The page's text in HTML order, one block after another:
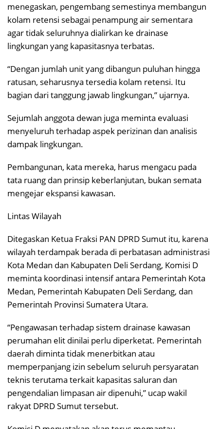
menegaskan, pengembang semestinya membangun
kolam retensi sebagai penampung air sementara
agar tidak seluruhnya dialirkan ke drainase
lingkungan yang kapasitasnya terbatas.
“Dengan jumlah unit yang dibangun puluhan hingga
ratusan, seharusnya tersedia kolam retensi. Itu
bagian dari tanggung jawab lingkungan,” ujarnya.
Sejumlah anggota dewan juga meminta evaluasi
menyeluruh terhadap aspek perizinan dan analisis
dampak lingkungan.
Pembangunan, kata mereka, harus mengacu pada
tata ruang dan prinsip keberlanjutan, bukan semata
mengejar ekspansi kawasan.
Lintas Wilayah
Ditegaskan Ketua Fraksi PAN DPRD Sumut itu, karena
wilayah terdampak berada di perbatasan administrasi
Kota Medan dan Kabupaten Deli Serdang, Komisi D
meminta koordinasi intensif antara Pemerintah Kota
Medan, Pemerintah Kabupaten Deli Serdang, dan
Pemerintah Provinsi Sumatera Utara.
“Pengawasan terhadap sistem drainase kawasan
perumahan elit dinilai perlu diperketat. Pemerintah
daerah diminta tidak menerbitkan atau
memperpanjang izin sebelum seluruh persyaratan
teknis terutama terkait kapasitas saluran dan
pengendalian limpasan air dipenuhi,” ucap wakil
rakyat DPRD Sumut tersebut.